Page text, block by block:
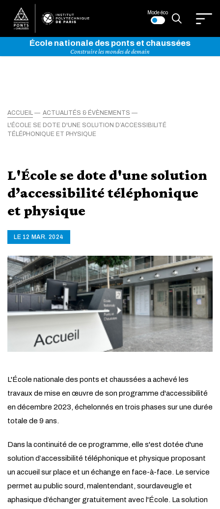
Mode éco
École nationale des ponts et chaussées
Construire les mondes de demain
ACCUEIL
ACTUALITÉS & ÉVÈNEMENTS
L'ÉCOLE SE DOTE D'UNE SOLUTION D’ACCESSIBILITÉ
TÉLÉPHONIQUE ET PHYSIQUE
L'École se dote d'une solution
d’accessibilité téléphonique
et physique
LE 12 MAR. 2024
L'École nationale des ponts et chaussées a achevé les
travaux de mise en œuvre de son programme d'accessibilité
en décembre 2023, échelonnés en trois phases sur une durée
totale de 9 ans.
Dans la continuité de ce programme, elle s'est dotée d'une
solution d’accessibilité téléphonique et physique proposant
un accueil sur place et un échange en face-à-face. Le service
permet au public sourd, malentendant, sourdaveugle et
aphasique d’échanger gratuitement avec l'École. La solution